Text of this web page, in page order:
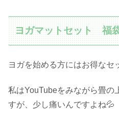
ヨガマットセット 福
ヨガを始める方にはお得なセ
私はYouTubeをみながら畳の
すが、少し痛いんですよね💦